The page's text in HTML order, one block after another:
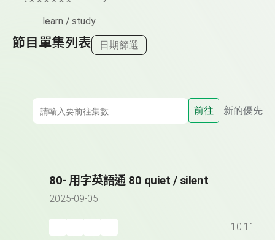
learn / study
節目單集列表 日期篩選
前往 新的優先
80- 用字英語通 80 quiet / silent
2025-09-05
10:11